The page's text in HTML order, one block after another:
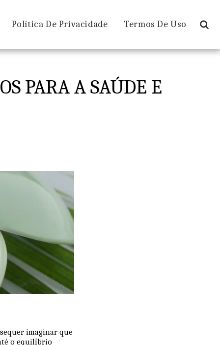
Política De Privacidade Termos De Uso
PARA A SAÚDE E
imaginar que
o equilíbrio